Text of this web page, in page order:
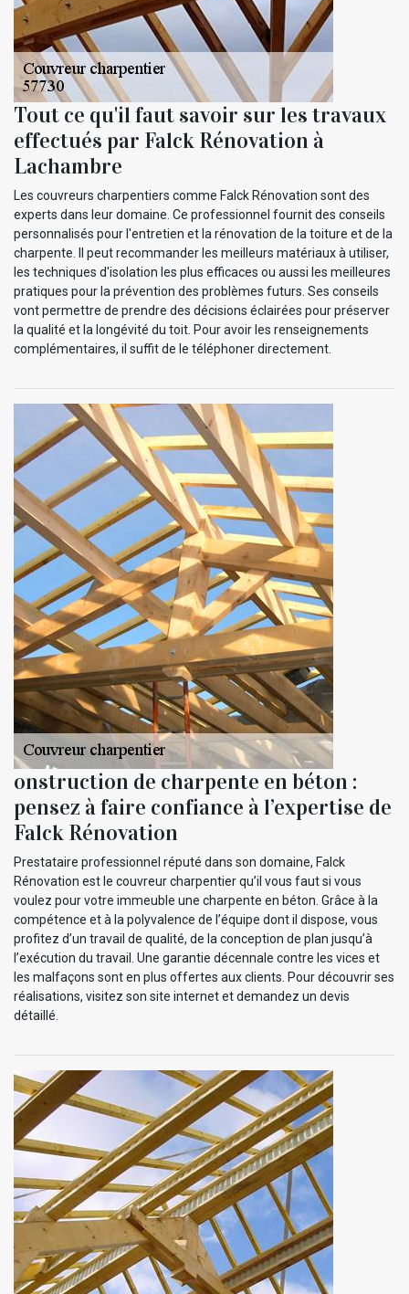
Tout ce qu'il faut savoir sur les travaux
effectués par Falck Rénovation à
Lachambre
Les couvreurs charpentiers comme Falck Rénovation sont des
experts dans leur domaine. Ce professionnel fournit des conseils
personnalisés pour l'entretien et la rénovation de la toiture et de la
charpente. Il peut recommander les meilleurs matériaux à utiliser,
les techniques d'isolation les plus efficaces ou aussi les meilleures
pratiques pour la prévention des problèmes futurs. Ses conseils
vont permettre de prendre des décisions éclairées pour préserver
la qualité et la longévité du toit. Pour avoir les renseignements
complémentaires, il suffit de le téléphoner directement.
onstruction de charpente en béton :
pensez à faire confiance à l’expertise de
Falck Rénovation
Prestataire professionnel réputé dans son domaine, Falck
Rénovation est le couvreur charpentier qu’il vous faut si vous
voulez pour votre immeuble une charpente en béton. Grâce à la
compétence et à la polyvalence de l’équipe dont il dispose, vous
profitez d’un travail de qualité, de la conception de plan jusqu’à
l’exécution du travail. Une garantie décennale contre les vices et
les malfaçons sont en plus offertes aux clients. Pour découvrir ses
réalisations, visitez son site internet et demandez un devis
détaillé.